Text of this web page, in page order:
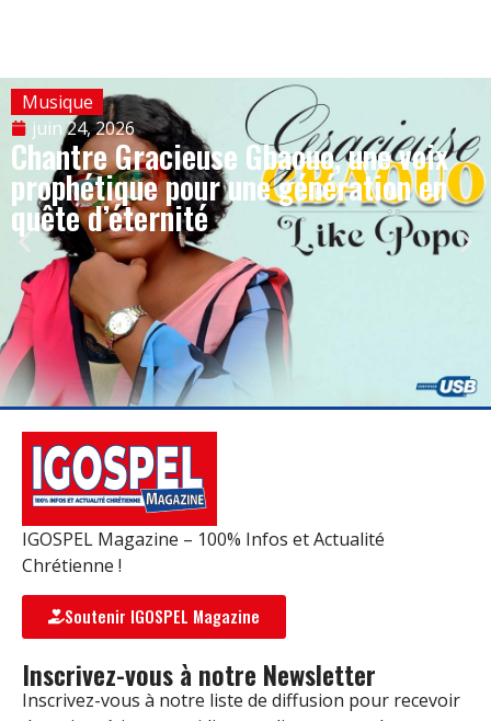
Musique
juin 24, 2026
Chantre Gracieuse Gbaouo, une voix
prophétique pour une génération en
quête d’éternité
IGOSPEL Magazine – 100% Infos et Actualité
Chrétienne !
Soutenir IGOSPEL Magazine
Inscrivez-vous à notre Newsletter
Inscrivez-vous à notre liste de diffusion pour recevoir